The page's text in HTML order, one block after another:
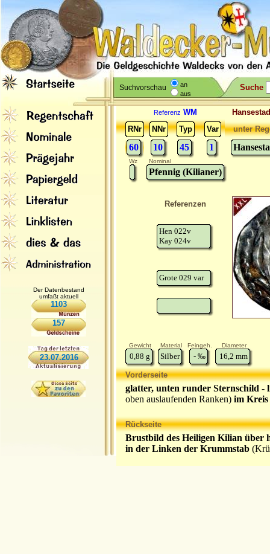
Suchvorschau
an
aus
Suche
Der Datenbestand
umfaßt aktuell
1103
157
23.07.2016
Referenz WM
RNr
NNr Typ Var
60 10 45 1
unter
Wz Nominal
Pfennig (Kilianer)
Referenzen
Hen 022v
Kay 024v
Grote 029 var
Gewicht Material Feingeh. Diameter
0,88 g Silber - ‰ 16,2 mm
Vorderseite
glatter, unten runder Sternschild
oben auslaufenden Ranken) im Kreis
Rückseite
Brustbild des Heiligen Kilian über
in der Linken der Krummstab